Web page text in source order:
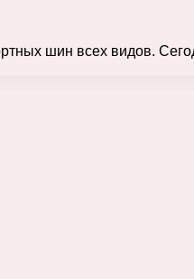
шин всех видов.